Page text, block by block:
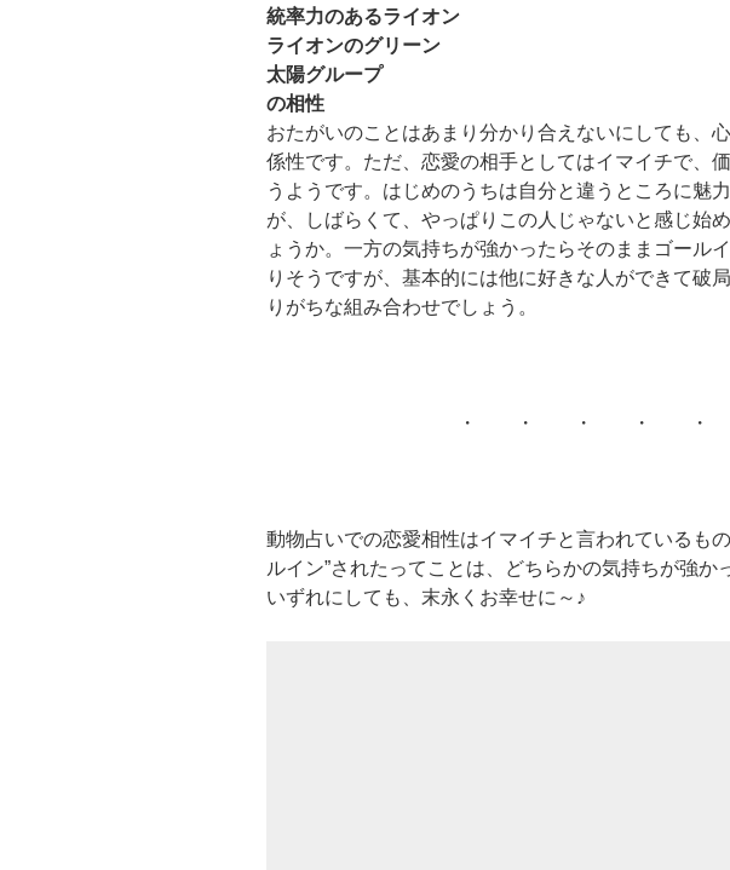
統率力のあるライオン
ライオンのグリーン
太陽グループ
の相性
おたがいのことはあまり分かり合えないにしても、
係性です。ただ、恋愛の相手としてはイマイチで、
うようです。はじめのうちは自分と違うところに魅
が、しばらくて、やっぱりこの人じゃないと感じ始
ょうか。一方の気持ちが強かったらそのままゴール
りそうですが、基本的には他に好きな人ができて破
りがちな組み合わせでしょう。
・ ・ ・ ・ ・
動物占いでの恋愛相性はイマイチと言われているも
ルイン”されたってことは、どちらかの気持ちが強か
いずれにしても、末永くお幸せに～♪